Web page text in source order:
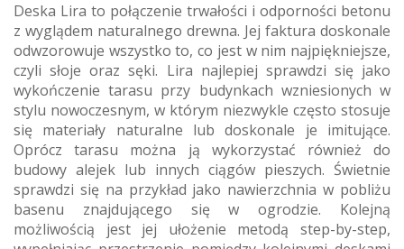
Deska Lira to połączenie trwałości i odporności betonu
z wyglądem naturalnego drewna. Jej faktura doskonale
odwzorowuje wszystko to, co jest w nim najpiękniejsze,
czyli słoje oraz sęki. Lira najlepiej sprawdzi się jako
wykończenie tarasu przy budynkach wzniesionych w
stylu nowoczesnym, w którym niezwykle często stosuje
się materiały naturalne lub doskonale je imitujące.
Oprócz tarasu można ją wykorzystać również do
budowy alejek lub innych ciągów pieszych. Świetnie
sprawdzi się na przykład jako nawierzchnia w pobliżu
basenu znajdującego się w ogrodzie. Kolejną
możliwością jest jej ułożenie metodą step-by-step,